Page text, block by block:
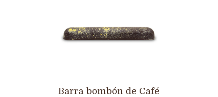
Barra bombón de Café